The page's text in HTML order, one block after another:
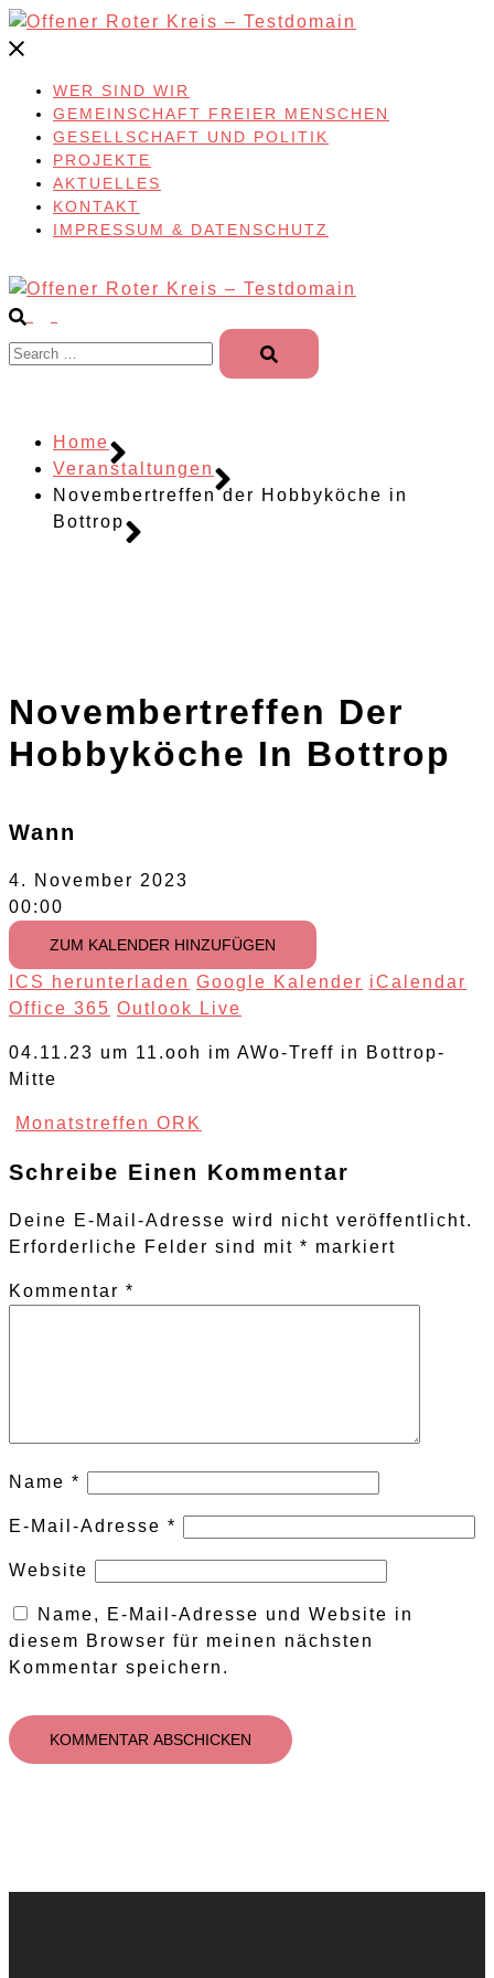
Skip
to
WER SIND WIR
GEMEINSCHAFT FREIER MENSCHEN
GESELLSCHAFT UND POLITIK
PROJEKTE
AKTUELLES
KONTAKT
IMPRESSUM & DATENSCHUTZ
Search…
Home
Veranstaltungen
Novembertreffen der Hobbyköche in
Bottrop
Novembertreffen Der
Hobbyköche In Bottrop
Wann
4. November 2023
00:00
ZUM KALENDER HINZUFÜGEN
ICS herunterladen Google Kalender iCalendar
Office 365 Outlook Live
04.11.23 um 11.ooh im AWo-Treff in Bottrop-
Mitte
Post
Monatstreffen ORK
Schreibe Einen Kommentar
Deine E-Mail-Adresse wird nicht veröffentlicht.
Erforderliche Felder sind mit * markiert
Kommentar *
Name *
E-Mail-Adresse *
Website
Name, E-Mail-Adresse und Website in
diesem Browser für meinen nächsten
Kommentar speichern.